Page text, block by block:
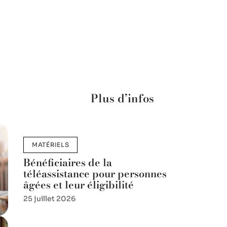
Plus d’infos
MATÉRIELS
Bénéficiaires de la
téléassistance pour personnes
âgées et leur éligibilité
25 juillet 2026